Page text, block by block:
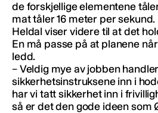
de forskjellige elementene
mat tåler 16 meter per sekund.
Heldal viser videre til at det
En må passe på at planene
ledd.
– Veldig mye av jobben
sikkerhetsinstruksene inn i
har vi tatt sikkerhet inn i
så er det den gode ideen som